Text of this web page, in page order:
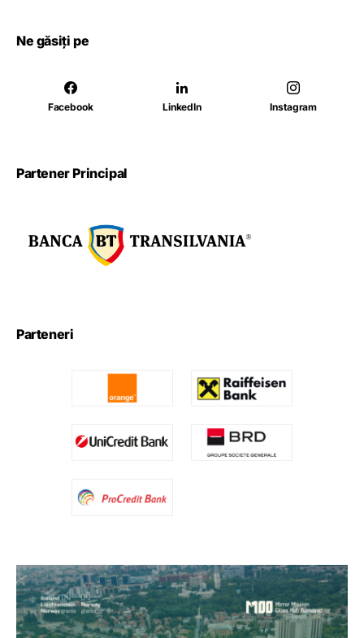
Ne găsiți pe
Facebook LinkedIn Instagram
Partener Principal
Parteneri